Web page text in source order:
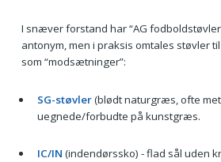
I snæver forstand har “AG
antonym, men i praksis omtales støvler
som “modsætninger”:
SG-støvler(blødt naturgræs, ofte
uegnede/forbudte på kunstgræs.
IC/IN (indendørssko) - flad sål uden